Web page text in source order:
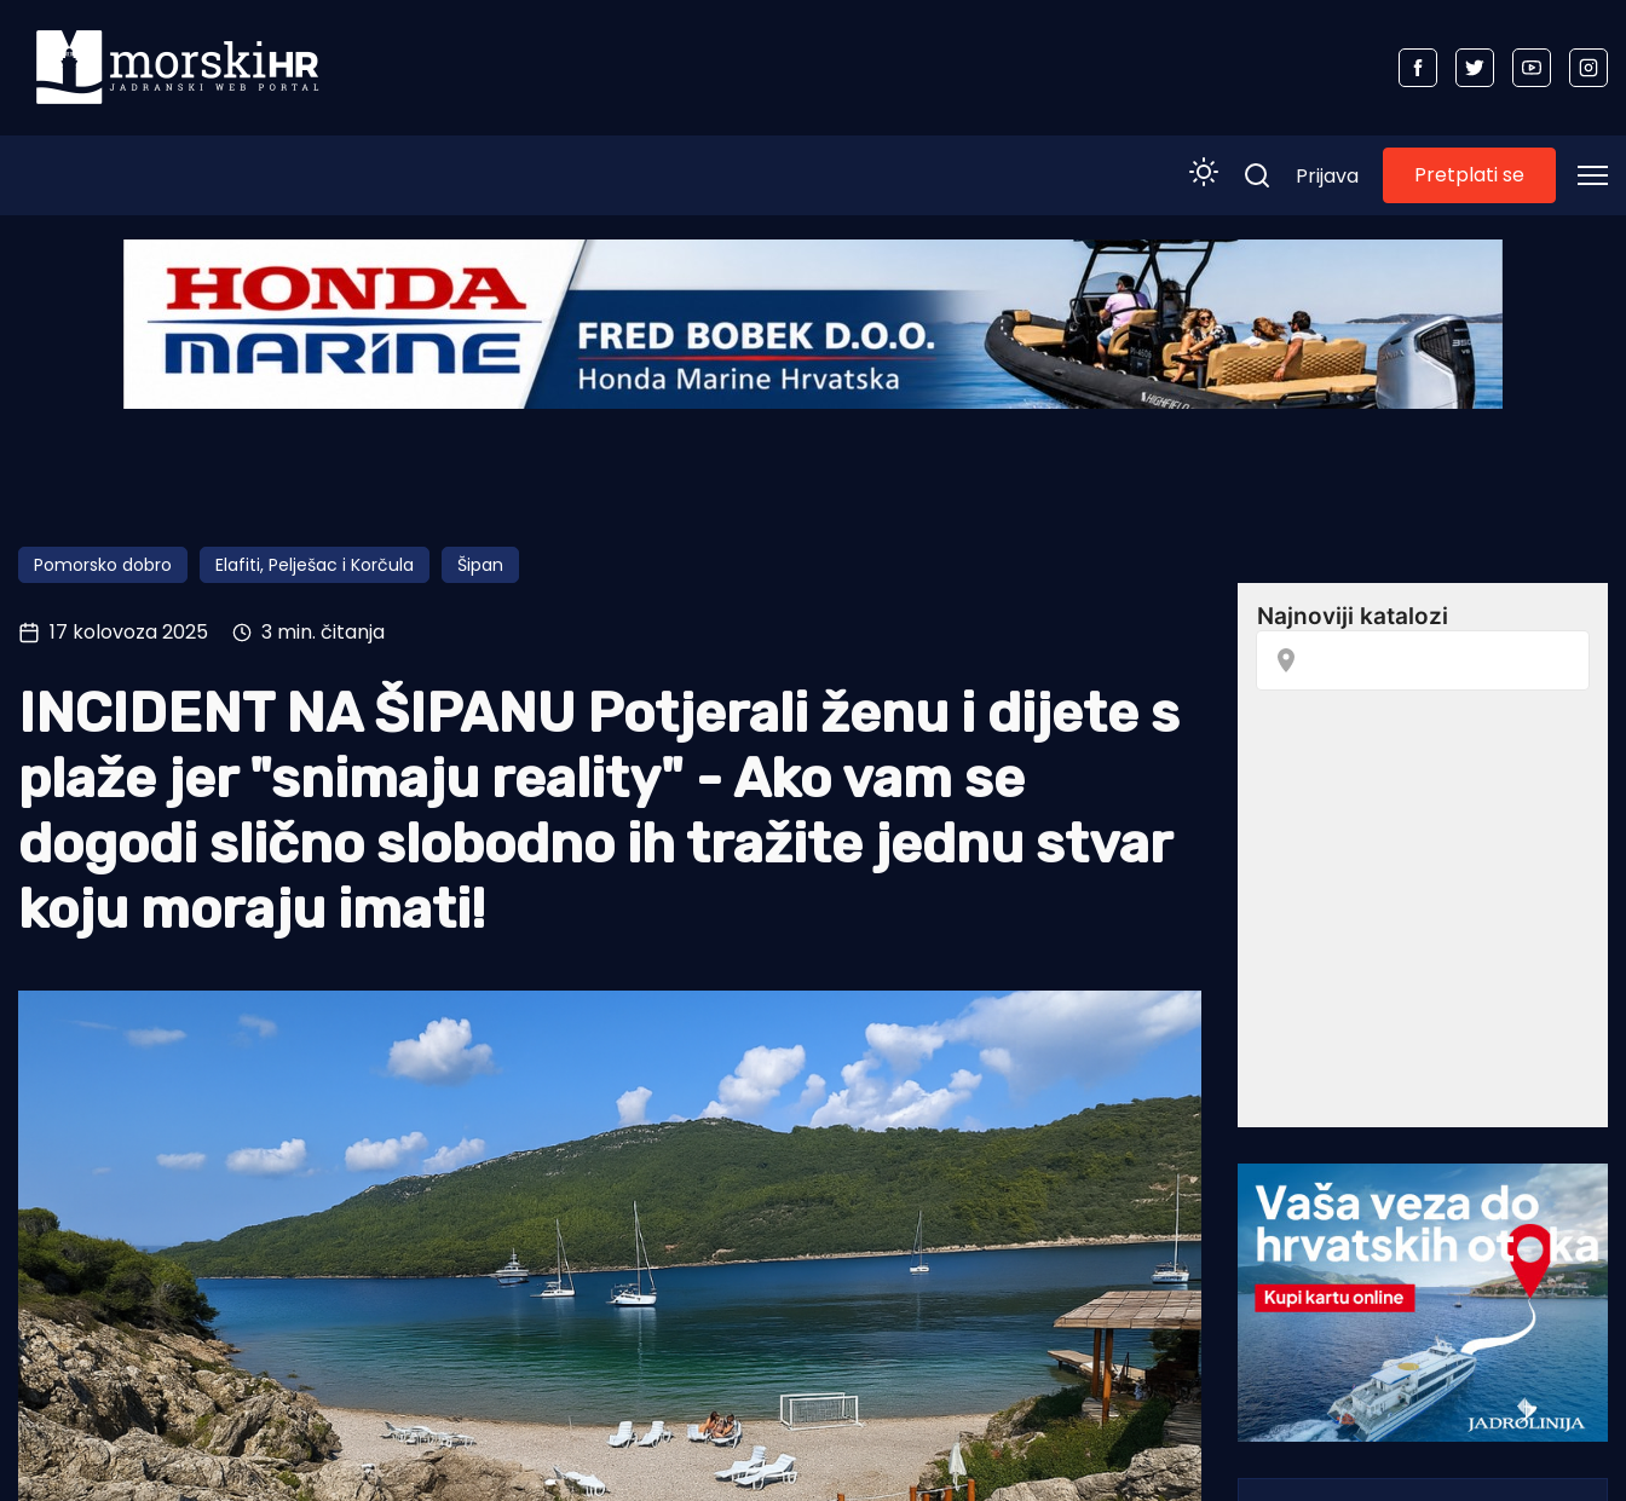
Morski plus
Pomorstvo
Ribolov
Tradicija i kultura
Prijava Pretplati se
Pomorsko dobro Elafiti, Pelješac i Korčula Šipan
17 kolovoza 2025 3 min. čitanja
INCIDENT NA ŠIPANU Potjerali ženu i dijete s
plaže jer "snimaju reality" - Ako vam se
dogodi slično slobodno ih tražite jednu stvar
koju moraju imati!